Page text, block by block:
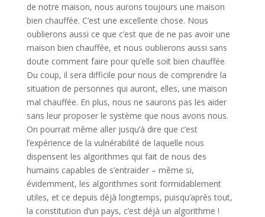
de notre maison, nous aurons toujours une maison
bien chauffée. C’est une excellente chose. Nous
oublierons aussi ce que c’est que de ne pas avoir une
maison bien chauffée, et nous oublierons aussi sans
doute comment faire pour qu’elle soit bien chauffée.
Du coup, il sera difficile pour nous de comprendre la
situation de personnes qui auront, elles, une maison
mal chauffée. En plus, nous ne saurons pas les aider
sans leur proposer le système que nous avons nous.
On pourrait même aller jusqu’à dire que c’est
l’expérience de la vulnérabilité de laquelle nous
dispensent les algorithmes qui fait de nous des
humains capables de s’entraider – même si,
évidemment, les algorithmes sont formidablement
utiles, et ce depuis déjà longtemps, puisqu’après tout,
la constitution d’un pays, c’est déjà un algorithme !